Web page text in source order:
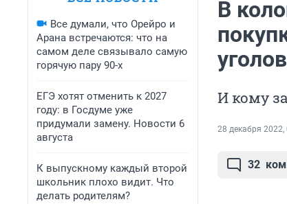
Все думали, что Орейро и
Арана встречаются: что на
самом деле связывало самую
горячую пару 90-х
ЕГЭ хотят отменить к 2027
году: в Госдуме уже
придумали замену. Новости 6
августа
К выпускному каждый второй
школьник плохо видит. Что
делать родителям?
В
И кому
28 декабря 2022,
32